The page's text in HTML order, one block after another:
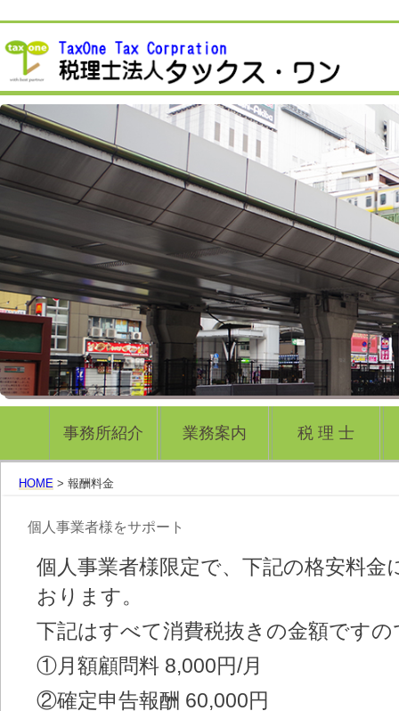
事務所紹介 業務案内 税 理 士
HOME > 報酬料金
個人事業者様をサポート
個人事業者様限定で、下記の格安料
おります。
下記はすべて消費税抜きの金額です
①月額顧問料 8,000円/月
②確定申告報酬 60,000円